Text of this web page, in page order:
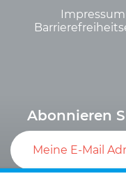
Impressum
Abonnieren